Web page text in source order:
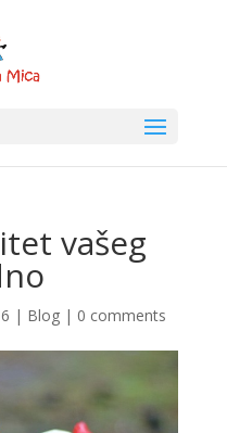
vašeg
| Blog| 0 comments